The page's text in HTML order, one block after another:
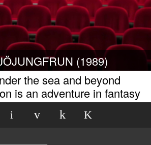
(1989)
is an adventure in fantasy